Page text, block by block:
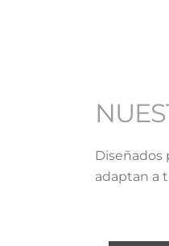
Diseñados
adaptan a